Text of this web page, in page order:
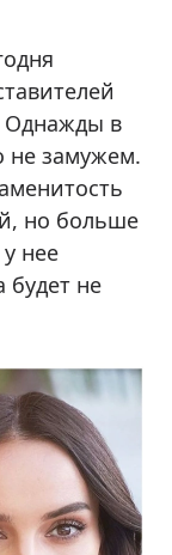
Однажды в
не замужем.
но больше
нее
будет не